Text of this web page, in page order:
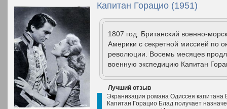
Капитан Горацио (1951)
1807 год. Британский военно-
Америки с секретной миссией по
революции. Восемь месяцев
военную экспедицию Капитан
Лучший отзыв
Экранизация романа Одиссея капитана
Капитан Горацио Блад получает